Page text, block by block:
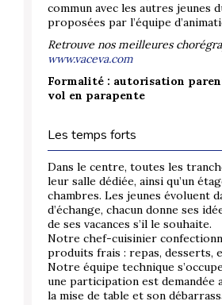
commun avec les autres jeunes
proposées par l’équipe
Retrouve nos meilleures
www.vaceva.com
Formalité : autorisation
vol en parapente
Les temps forts
Dans le centre, toutes les
leur salle dédiée, ainsi qu’un
chambres. Les jeunes évoluent
d’échange, chacun donne ses
de ses vacances s’il le souhaite.
Notre chef-cuisinier
produits frais : repas, desserts,
Notre équipe technique
une participation est demandée
la mise de table et son